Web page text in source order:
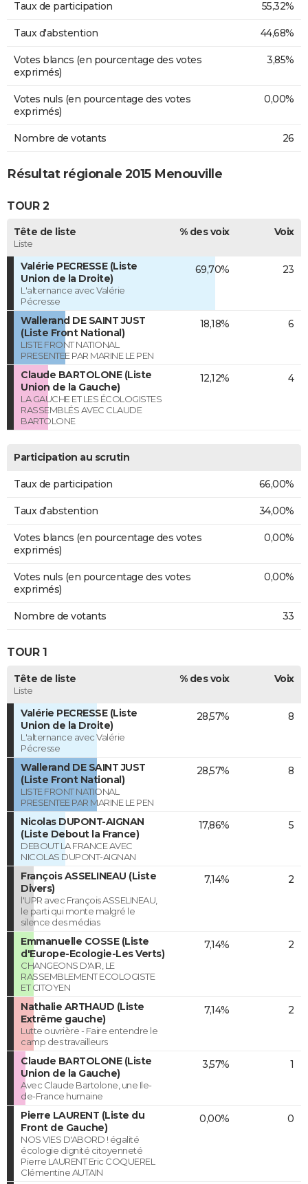
Taux de participation 55,32%
Taux d'abstention 44,68%
Votes blancs (en pourcentage des votes
exprimés)
3,85%
Votes nuls (en pourcentage des votes
exprimés)
0,00%
Nombre de votants 26
Résultat régionale 2015 Menouville
TOUR 2
Tête de liste
Liste
% des voix Voix
Valérie PECRESSE (Liste
Union de la Droite)
L'alternance avec Valérie
Pécresse
69,70% 23
Wallerand DE SAINT JUST
(Liste Front National)
LISTE FRONT NATIONAL
PRESENTEE PAR MARINE LE PEN
18,18% 6
Claude BARTOLONE (Liste
Union de la Gauche)
LA GAUCHE ET LES ÉCOLOGISTES
RASSEMBLÉS AVEC CLAUDE
BARTOLONE
12,12% 4
Participation au scrutin
Taux de participation 66,00%
Taux d'abstention 34,00%
Votes blancs (en pourcentage des votes
exprimés)
0,00%
Votes nuls (en pourcentage des votes
exprimés)
0,00%
Nombre de votants 33
TOUR 1
Tête de liste
Liste
% des voix Voix
Valérie PECRESSE (Liste
Union de la Droite)
L'alternance avec Valérie
Pécresse
28,57% 8
Wallerand DE SAINT JUST
(Liste Front National)
LISTE FRONT NATIONAL
PRESENTEE PAR MARINE LE PEN
28,57% 8
Nicolas DUPONT-AIGNAN
(Liste Debout la France)
DEBOUT LA FRANCE AVEC
NICOLAS DUPONT-AIGNAN
17,86% 5
François ASSELINEAU (Liste
Divers)
l'UPR avec François ASSELINEAU,
le parti qui monte malgré le
silence des médias
7,14% 2
Emmanuelle COSSE (Liste
d'Europe-Ecologie-Les Verts)
CHANGEONS D'AIR, LE
RASSEMBLEMENT ECOLOGISTE
ET CITOYEN
7,14% 2
Nathalie ARTHAUD (Liste
Extrême gauche)
Lutte ouvrière - Faire entendre le
camp des travailleurs
7,14% 2
Claude BARTOLONE (Liste
Union de la Gauche)
Avec Claude Bartolone, une Ile-
de-France humaine
3,57% 1
Pierre LAURENT (Liste du
Front de Gauche)
NOS VIES D'ABORD ! égalité
écologie dignité citoyenneté
Pierre LAURENT Eric COQUEREL
Clémentine AUTAIN
0,00% 0